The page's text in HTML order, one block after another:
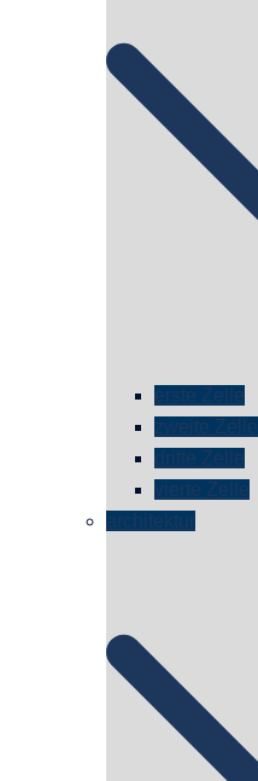
erste Zelle
zweite Zelle
dritte Zelle
vierte Zelle
architektur